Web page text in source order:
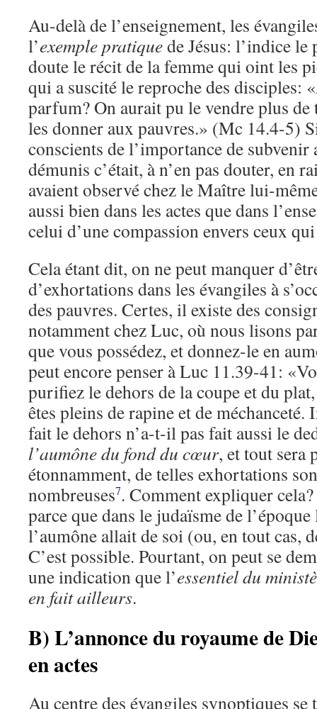
Au-delà de l’enseignement, les
l’exemple pratiquede Jésus: l’indice
doute le récit de la femme qui oint les
qui a suscité le reproche des disciples:
parfum? On aurait pu le vendre plus de
les donner aux pauvres.» (Mc 14.4-5)
conscients de l’importance de subvenir
démunis c’était, à n’en pas douter, en
avaient observé chez le Maître lui-
aussi bien dans les actes que dans
celui d’une compassion envers ceux
Cela étant dit, on ne peut manquer
d’exhortations dans les évangiles à
des pauvres. Certes, il existe des
notamment chez Luc, où nous lisons
que vous possédez, et donnez-le en
peut encore penser à Luc 11.39-41:
purifiez le dehors de la coupe et du
êtes pleins de rapine et de méchanceté.
fait le dehors n’a-t-il pas fait aussi le
l’aumône du fond du cœur, et tout sera
étonnamment, de telles exhortations
nombreuses7. Comment expliquer
parce que dans le judaïsme de
l’aumône allait de soi (ou, en tout cas,
C’est possible. Pourtant, on peut se
une indication que l’essentiel du
en fait ailleurs.
B) L’annonce du royaume de
en actes
Au centre des évangiles synoptiques se